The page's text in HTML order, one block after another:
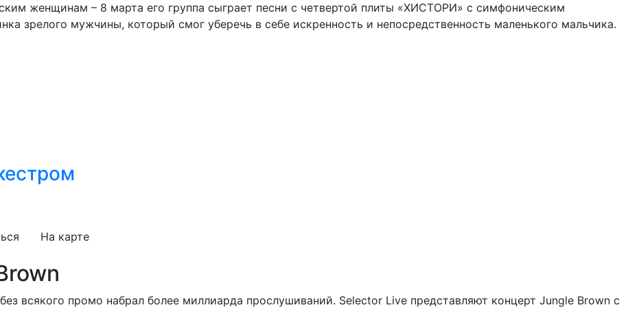
женщинам – 8 марта его группа сыграет песни с четвертой плиты «ХИСТОРИ» с симфоническим
зрелого мужчины, который смог уберечь в себе искренность и непосредственность маленького мальчика.
На карте
всякого промо набрал более миллиарда прослушиваний. Selector Live представляют концерт Jungle Brown с